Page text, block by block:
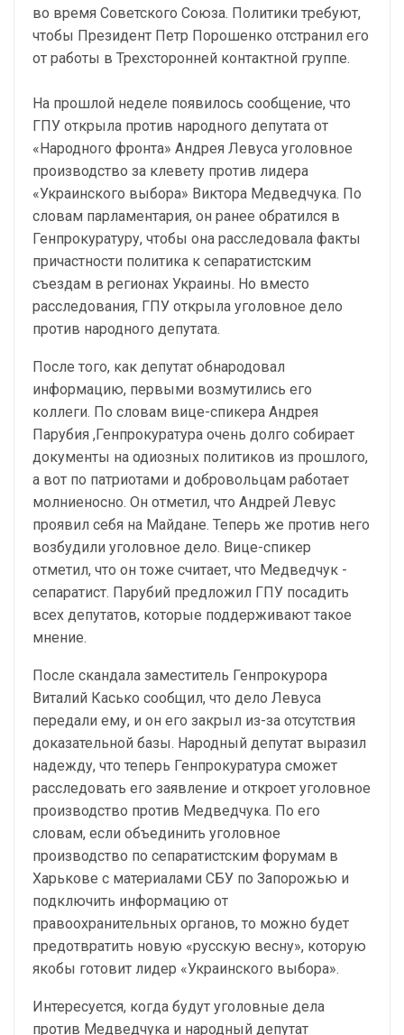
во время Советского Союза. Политики требуют,
чтобы Президент Петр Порошенко отстранил его
от работы в Трехсторонней контактной группе.
На прошлой неделе появилось сообщение, что
ГПУ открыла против народного депутата от
«Народного фронта» Андрея Левуса уголовное
производство за клевету против лидера
«Украинского выбора» Виктора Медведчука. По
словам парламентария, он ранее обратился в
Генпрокуратуру, чтобы она расследовала факты
причастности политика к сепаратистским
съездам в регионах Украины. Но вместо
расследования, ГПУ открыла уголовное дело
против народного депутата.
После того, как депутат обнародовал
информацию, первыми возмутились его
коллеги. По словам вице-спикера Андрея
Парубия ,Генпрокуратура очень долго собирает
документы на одиозных политиков из прошлого,
а вот по патриотами и добровольцам работает
молниеносно. Он отметил, что Андрей Левус
проявил себя на Майдане. Теперь же против него
возбудили уголовное дело. Вице-спикер
отметил, что он тоже считает, что Медведчук -
сепаратист. Парубий предложил ГПУ посадить
всех депутатов, которые поддерживают такое
мнение.
После скандала заместитель Генпрокурора
Виталий Касько сообщил, что дело Левуса
передали ему, и он его закрыл из-за отсутствия
доказательной базы. Народный депутат выразил
надежду, что теперь Генпрокуратура сможет
расследовать его заявление и откроет уголовное
производство против Медведчука. По его
словам, если объединить уголовное
производство по сепаратистским форумам в
Харькове с материалами СБУ по Запорожью и
подключить информацию от
правоохранительных органов, то можно будет
предотвратить новую «русскую весну», которую
якобы готовит лидер «Украинского выбора».
Интересуется, когда будут уголовные дела
против Медведчука и народный депутат